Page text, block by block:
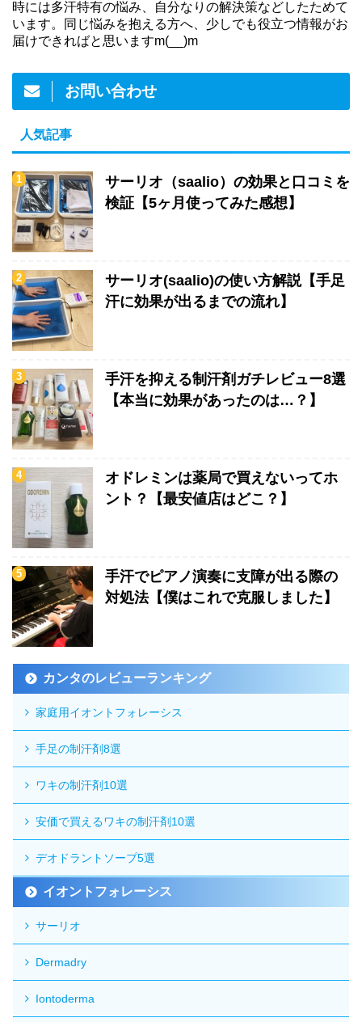
時には多汗特有の悩み、自分なりの解決策などしたためて
います。同じ悩みを抱える方へ、少しでも役立つ情報がお
届けできればと思いますm(__)m
お問い合わせ
人気記事
サーリオ（saalio）の効果と口コミを
検証【5ヶ月使ってみた感想】
サーリオ(saalio)の使い方解説【手足
汗に効果が出るまでの流れ】
手汗を抑える制汗剤ガチレビュー8選
【本当に効果があったのは…？】
オドレミンは薬局で買えないってホ
ント？【最安値店はどこ？】
手汗でピアノ演奏に支障が出る際の
対処法【僕はこれで克服しました】
カンタのレビューランキング
家庭用イオントフォレーシス
手足の制汗剤8選
ワキの制汗剤10選
安価で買えるワキの制汗剤10選
デオドラントソープ5選
イオントフォレーシス
サーリオ
Dermadry
Iontoderma